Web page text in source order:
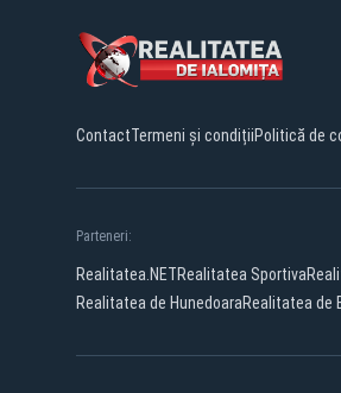
ContactTermeni și condițiiPolitică de
Parteneri:
Realitatea.NETRealitatea Sportiva
Realitatea de HunedoaraRealitatea de